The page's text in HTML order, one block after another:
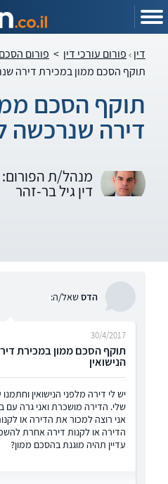
דין פורום עורכי דין > פורום
תוקף הסכם ממון במכירת דירה
תוקף הסכם
דירה שנרכשה
מנהל/ת הפורום:
דין גיל בר-זהר
הדסשאל/ה:
תוקף הסכם ממון במכירת
הנישואין
30/4/2017
יש לי דירה מלפני הנישואין
שלי. הדירה מושכרת ואני גרה עם
אני רוצה למכור את הדירה או
הדירה או לקנות דירה אחרת
עדיין תהיה מוגנת בהסכם ממון?